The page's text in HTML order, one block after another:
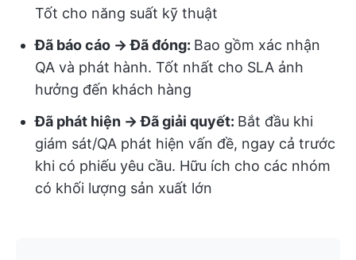
Tốt cho năng suất kỹ thuật
Đã báo cáo → Đã đóng: Bao gồm xác nhận
QA và phát hành. Tốt nhất cho SLA ảnh
hưởng đến khách hàng
Đã phát hiện → Đã giải quyết: Bắt đầu khi
giám sát/QA phát hiện vấn đề, ngay cả trước
khi có phiếu yêu cầu. Hữu ích cho các nhóm
có khối lượng sản xuất lớn